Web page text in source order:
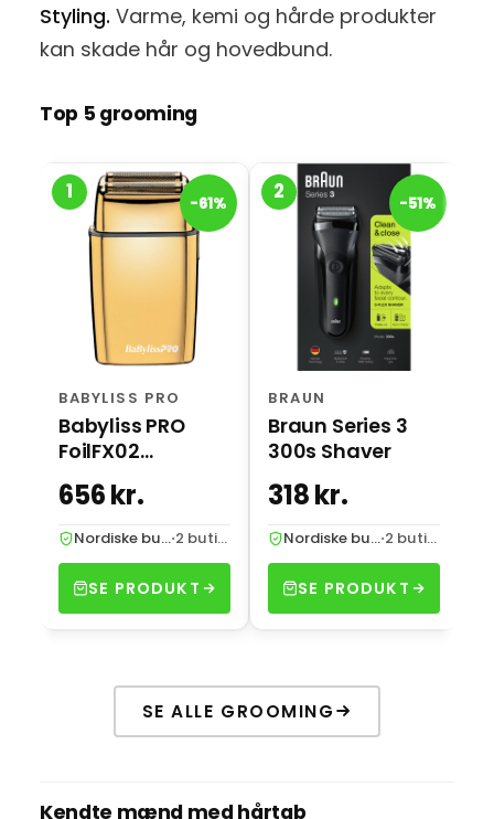
Styling. Varme, kemi og hårde produkter
kan skade hår og hovedbund.
Top 5 grooming
1 -61%
BABYLISS PRO
Babyliss PRO
FoilFX02
4ARTISTS Shaver
Gold
656 kr.
Nordiske butikker· 2 butikker
SE PRODUKT
2 -51%
BRAUN
Braun Series 3
300s Shaver
318 kr.
Nordiske butikker· 2 butikker
SE PRODUKT
SE ALLE GROOMING
Kendte mænd med hårtab